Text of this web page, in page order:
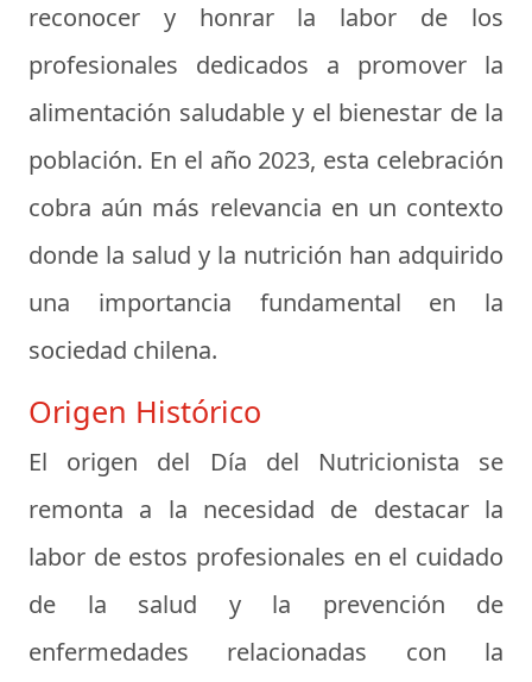
reconocer y honrar la labor de los
profesionales dedicados a promover la
alimentación saludable y el bienestar de la
población. En el año 2023, esta celebración
cobra aún más relevancia en un contexto
donde la salud y la nutrición han adquirido
una importancia fundamental en la
sociedad chilena.
Origen Histórico
El origen del Día del Nutricionista se
remonta a la necesidad de destacar la
labor de estos profesionales en el cuidado
de la salud y la prevención de
enfermedades relacionadas con la